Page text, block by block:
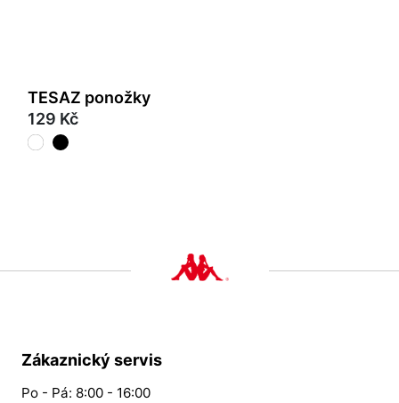
TESAZ ponožky
129 Kč
Zákaznický servis
Po - Pá: 8:00 - 16:00